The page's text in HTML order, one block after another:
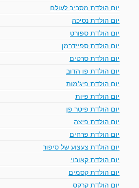
יום הולדת מסביב לעולם
יום הולדת נסיכה
יום הולדת ספורט
יום הולדת ספיידרמן
יום הולדת סרטים
יום הולדת פו הדוב
יום הולדת פיג'מות
יום הולדת פיות
יום הולדת פיטר פן
יום הולדת פיצה
יום הולדת פרחים
יום הולדת צעצוע של סיפור
יום הולדת קאובוי
יום הולדת קסמים
יום הולדת קרקס